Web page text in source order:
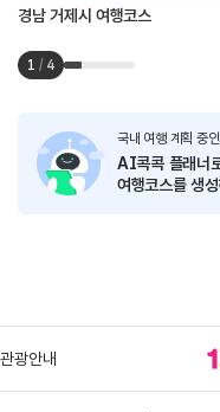
경남 거제시 여행코스
1 / 4
국내 여행 계획 중
AI콕콕 플래너
여행코스를 생
관광안내